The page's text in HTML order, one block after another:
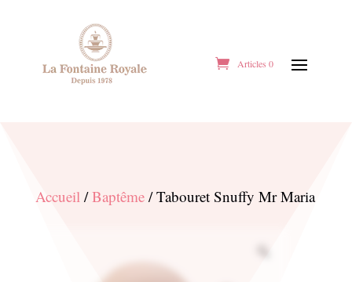
Articles 0
Accueil/Baptême/ Tabouret Snuffy Mr Maria